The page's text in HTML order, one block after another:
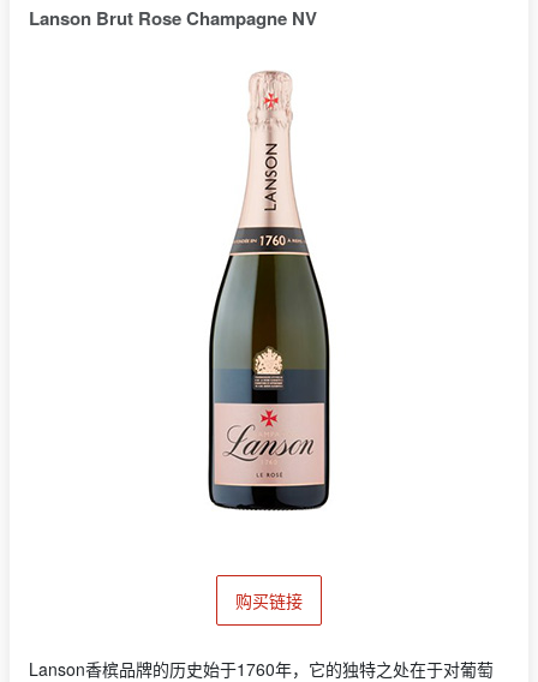
Lanson Brut Rose Champagne NV
购买链接
Lanson香槟品牌的历史始于1760年，它的独特之处在于对葡萄